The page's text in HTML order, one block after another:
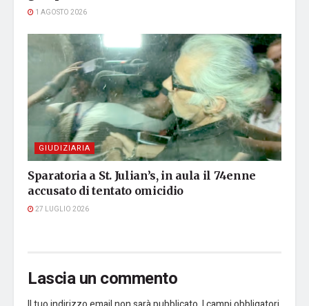
1 AGOSTO 2026
GIUDIZIARIA
Sparatoria a St. Julian’s, in aula il 74enne
accusato di tentato omicidio
27 LUGLIO 2026
Lascia un commento